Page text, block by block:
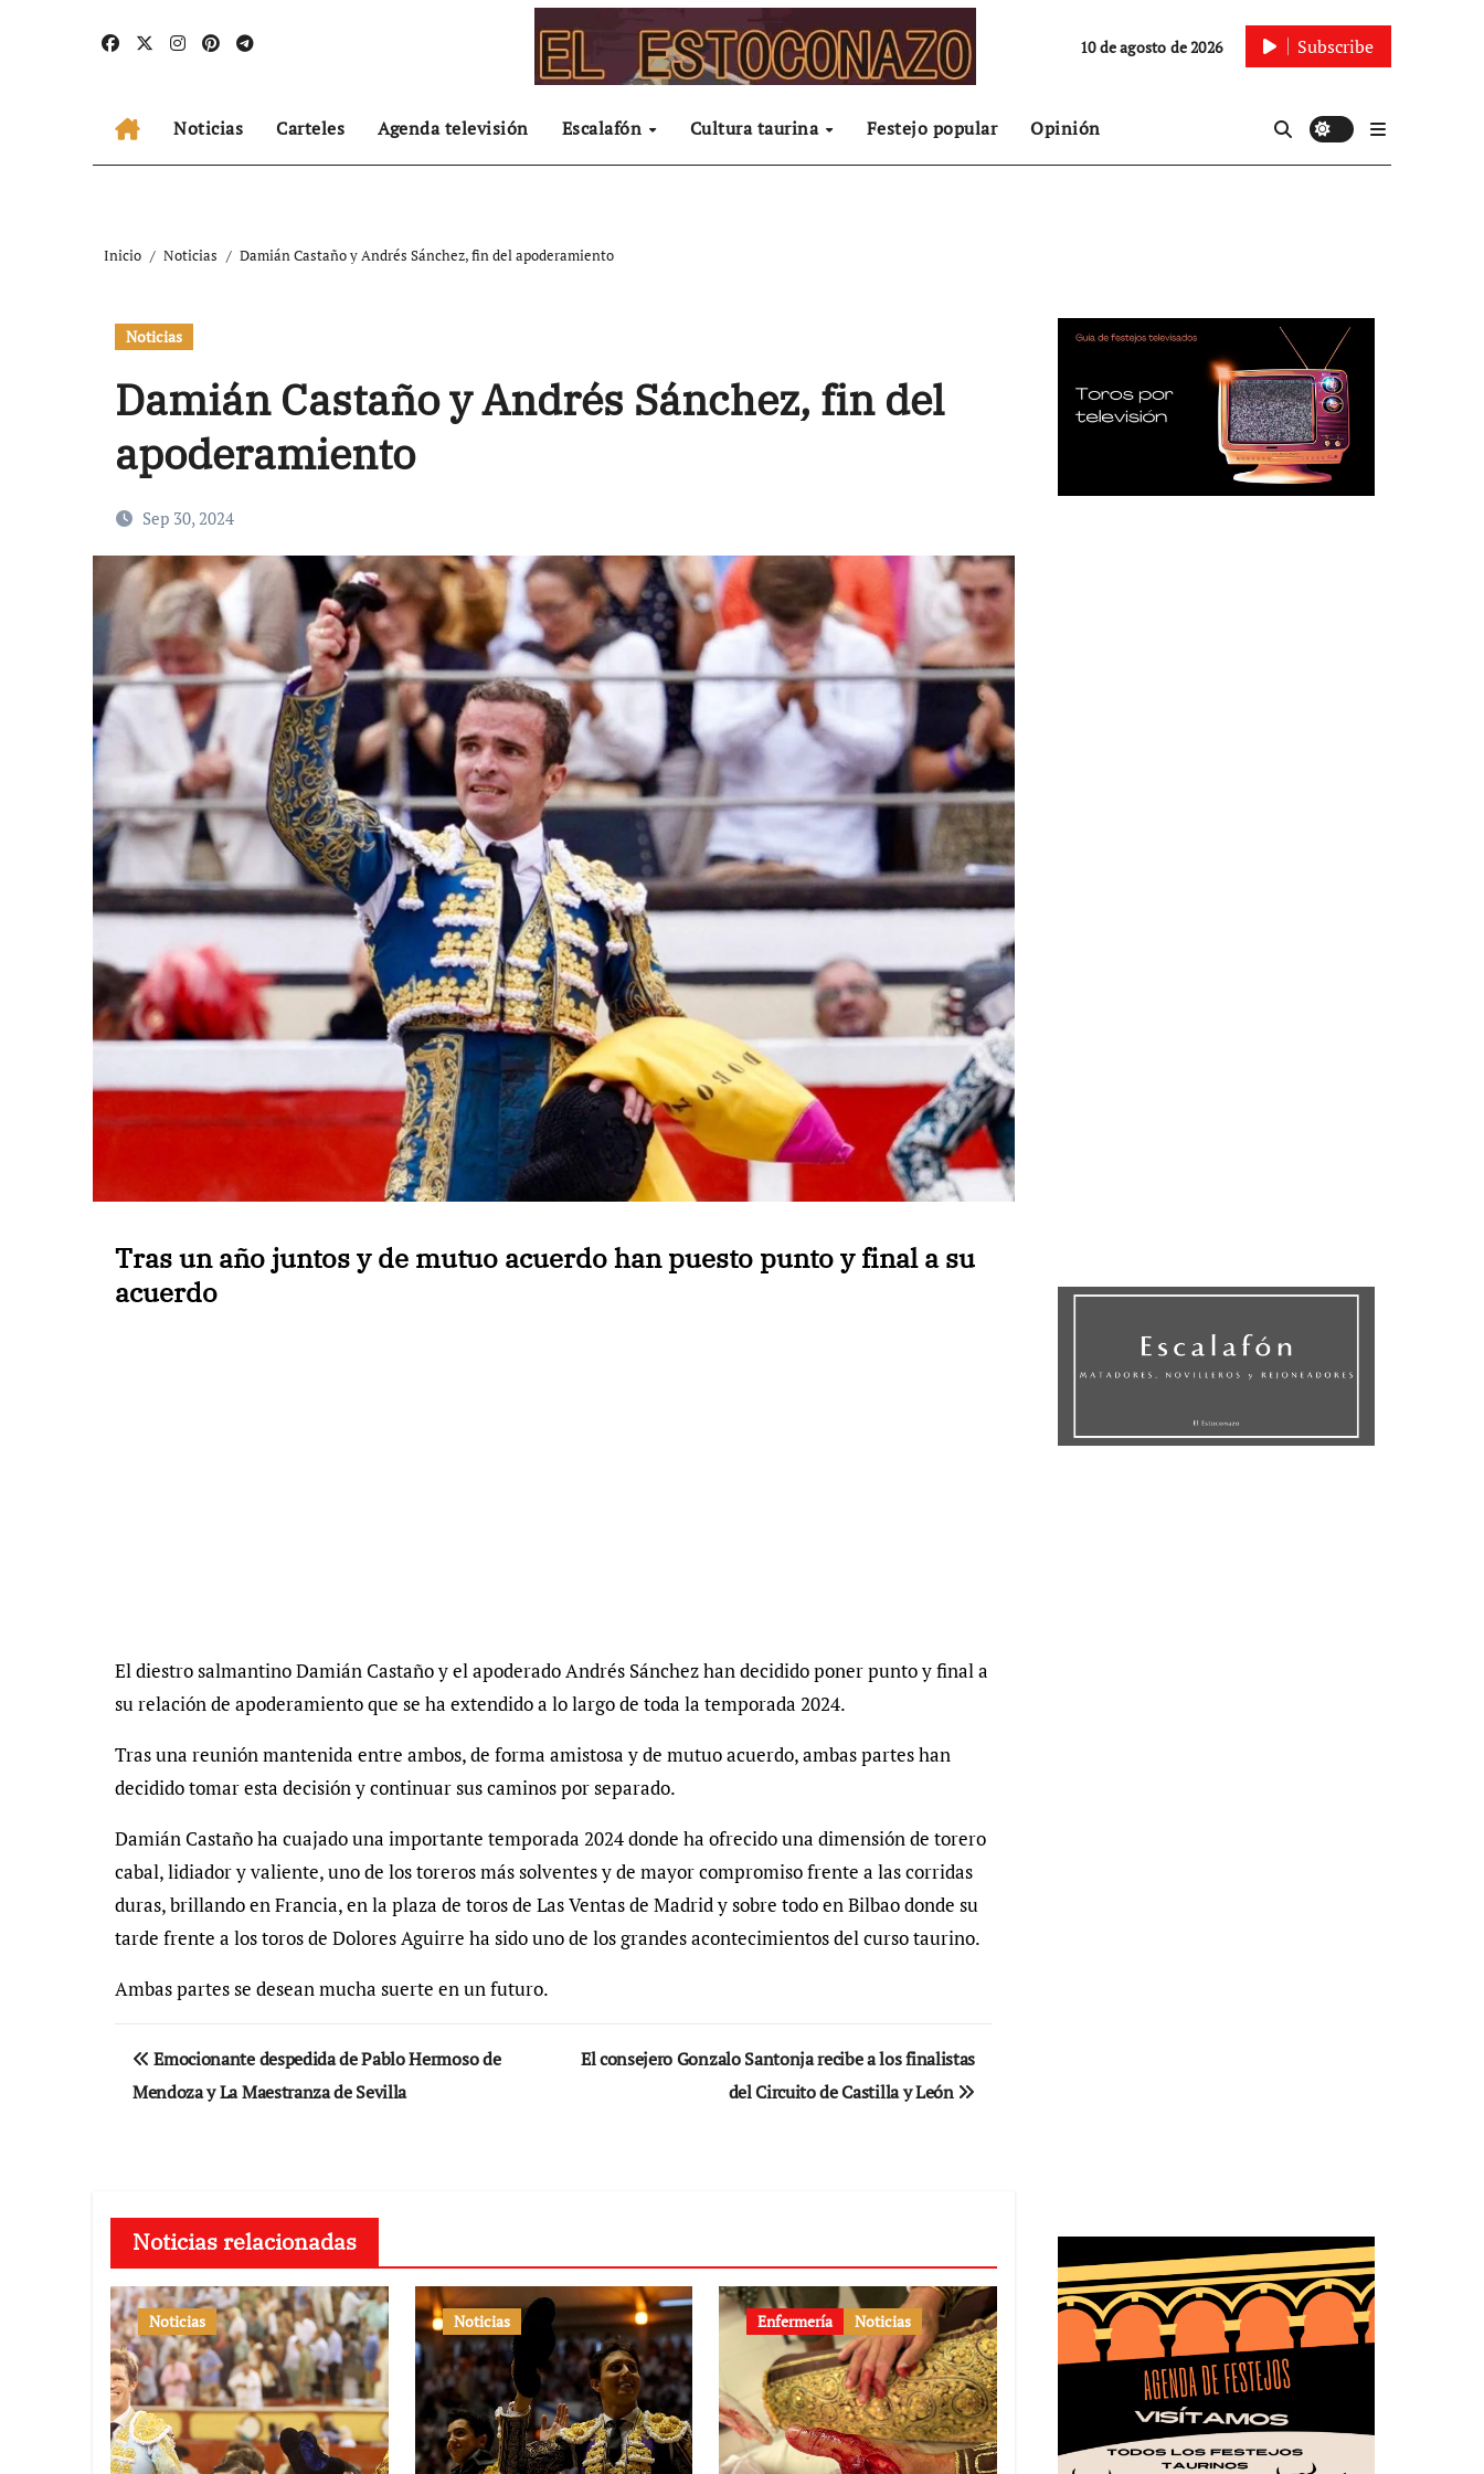
10 de agosto de 2026 Subscribe
Noticias Carteles Agenda televisión Escalafón Cultura taurina Festejo popular Opinión
Inicio Noticias Damián Castaño y Andrés Sánchez, fin del apoderamiento
Noticias
Damián Castaño y Andrés Sánchez, fin del
apoderamiento
Sep 30, 2024
Tras un año juntos y de mutuo acuerdo han puesto punto y final a su
acuerdo
El diestro salmantino Damián Castaño y el apoderado Andrés Sánchez han decidido poner punto y final a
su relación de apoderamiento que se ha extendido a lo largo de toda la temporada 2024.
Tras una reunión mantenida entre ambos, de forma amistosa y de mutuo acuerdo, ambas partes han
decidido tomar esta decisión y continuar sus caminos por separado.
Damián Castaño ha cuajado una importante temporada 2024 donde ha ofrecido una dimensión de torero
cabal, lidiador y valiente, uno de los toreros más solventes y de mayor compromiso frente a las corridas
duras, brillando en Francia, en la plaza de toros de Las Ventas de Madrid y sobre todo en Bilbao donde su
tarde frente a los toros de Dolores Aguirre ha sido uno de los grandes acontecimientos del curso taurino.
Ambas partes se desean mucha suerte en un futuro.
Navegación
de
Emocionante despedida de Pablo Hermoso de
Mendoza y La Maestranza de Sevilla
El consejero Gonzalo Santonja recibe a los finalistas
del Circuito de Castilla y León
Noticias relacionadas
Noticias Noticias Enfermería Noticias